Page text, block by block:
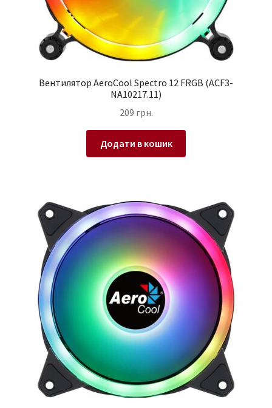
Вентилятор AeroCool Spectro 12 FRGB (ACF3-
NA10217.11)
209 грн.
Додати в кошик